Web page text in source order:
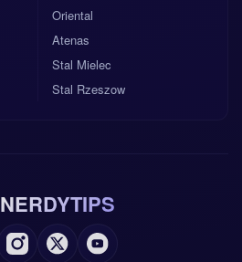
Oriental
Atenas
Stal Mielec
Stal Rzeszow
NERDYTIPS